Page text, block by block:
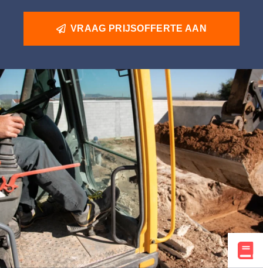
VRAAG PRIJSOFFERTE AAN